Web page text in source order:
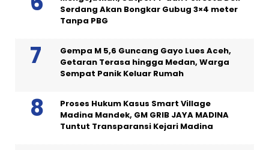
Serdang Akan Bongkar Gubug 3×4 meter
Tanpa PBG
Gempa M 5,6 Guncang Gayo Lues Aceh,
Getaran Terasa hingga Medan, Warga
Sempat Panik Keluar Rumah
Proses Hukum Kasus Smart Village
Madina Mandek, GM GRIB JAYA MADINA
Tuntut Transparansi Kejari Madina